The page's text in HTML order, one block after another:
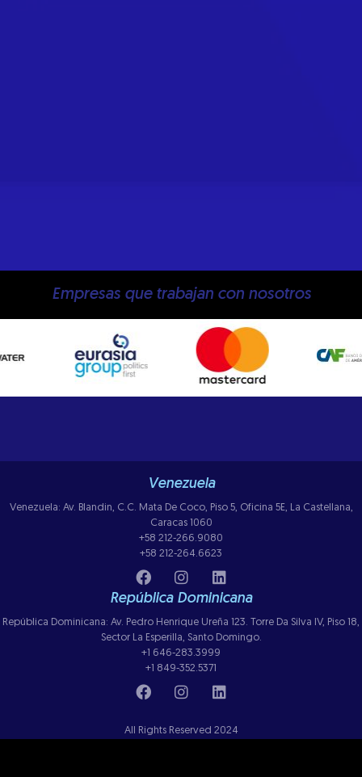
Empresas que trabajan con nosotros
Venezuela
Venezuela: Av. Blandin, C.C. Mata De Coco, Piso 5, Oficina 5E, La Castellana,
Caracas 1060
+58 212-266.9080
+58 212-264.6623
República Dominicana
República Dominicana: Av. Pedro Henrique Ureña 123. Torre Da Silva IV, Piso 18,
Sector La Esperilla, Santo Domingo.
+1 646-283.3999
+1 849-352.5371
All Rights Reserved 2024